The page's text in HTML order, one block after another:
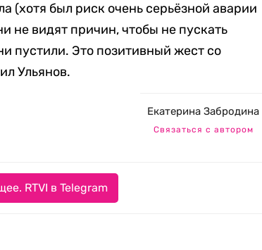
(хотя был риск очень серьёзной аварии
не видят причин, чтобы не пускать
пустили. Это позитивный жест со
Ульянов.
Екатерина Забродина
Связаться с автором
RTVI в Telegram